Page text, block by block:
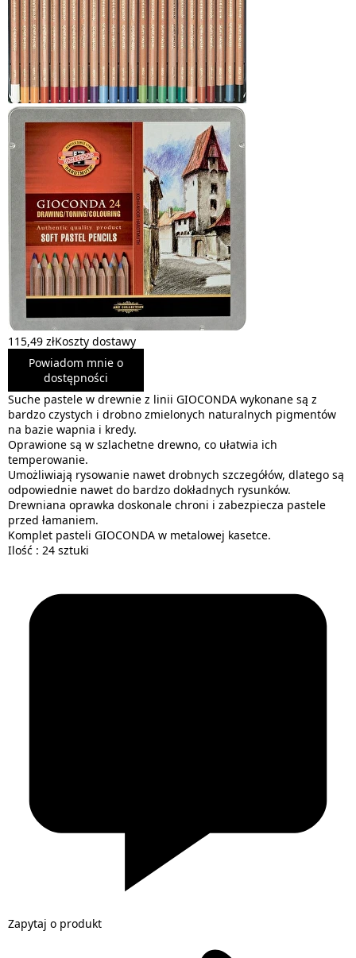
115,49 złKoszty dostawy
Powiadom mnie o
dostępności
Suche pastele w drewnie z linii GIOCONDA wykonane są z
bardzo czystych i drobno zmielonych naturalnych pigmentów
na bazie wapnia i kredy.
Oprawione są w szlachetne drewno, co ułatwia ich
temperowanie.
Umożliwiają rysowanie nawet drobnych szczegółów, dlatego są
odpowiednie nawet do bardzo dokładnych rysunków.
Drewniana oprawka doskonale chroni i zabezpiecza pastele
przed łamaniem.
Komplet pasteli GIOCONDA w metalowej kasetce.
Ilość : 24 sztuki
Zapytaj o produkt